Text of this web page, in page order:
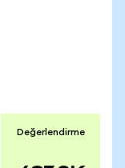
Değerlendirme